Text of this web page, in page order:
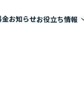
金お知らせお役立ち情報